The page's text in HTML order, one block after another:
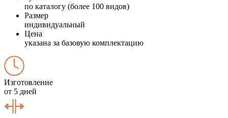
по каталогу (более 100 видов)
Размер
индивидуальный
Цена
указана за базовую комплектацию
Изготовление
от 5 дней